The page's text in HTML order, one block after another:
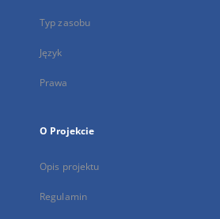
Typ zasobu
Język
Prawa
O Projekcie
Opis projektu
Regulamin